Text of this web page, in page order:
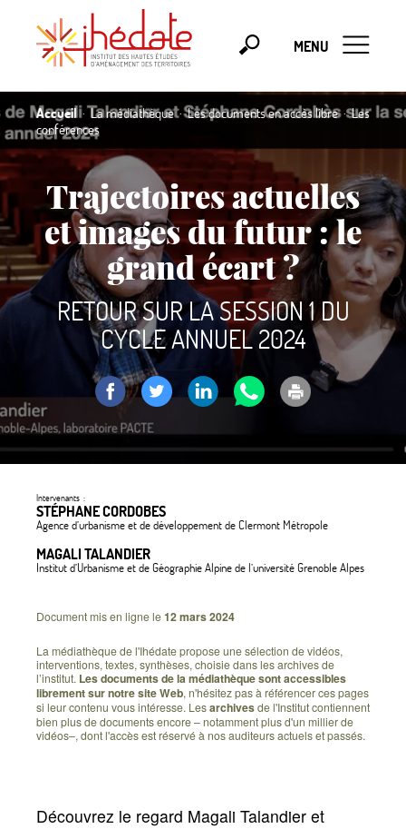
MENU
Accueil La médiathèque Les documents en accès libre
Les
conférences
Trajectoires actuelles
et images du futur : le
grand écart?
RETOUR SUR LA SESSION 1 DU
CYCLE ANNUEL 2024
Intervenants :
STÉPHANE CORDOBES
Agence d’urbanisme et de développement de Clermont Métropole
MAGALI TALANDIER
Institut d’Urbanisme et de Géographie Alpine de l’université Grenoble Alpes
Document mis en ligne le12 mars 2024
La médiathèque de l'Ihédate propose une sélection de vidéos,
interventions, textes, synthèses, choisie dans les archives de
l’institut. Les documents de la médiathèque sont accessibles
librement sur notre site Web, n'hésitez pas à référencer ces pages
si leur contenu vous intéresse. Lesarchivesde l'Institut contiennent
bien plus de documents encore – notamment plus d'un millier de
vidéos–, dont l'accès est réservé à nos auditeurs actuels et passés.
Découvrez le regard Magali Talandier et